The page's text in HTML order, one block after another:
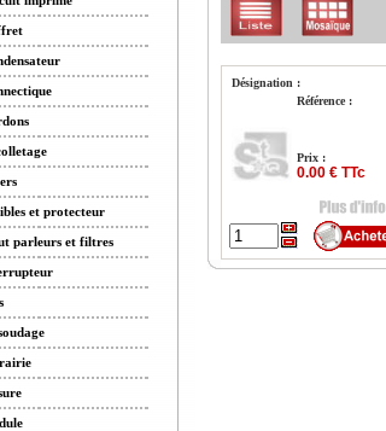
et protecteur
parleurs et filtres
Désignation :
Référence :
Prix :
0.00 € TTc